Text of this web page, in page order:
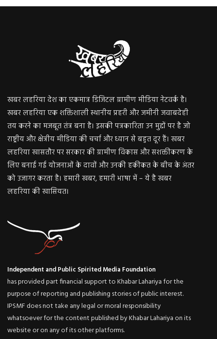
खबर लहरिया देश का एकमात्र डिजिटल ग्रामीण मीडिया नेटवर्क है।
खबर लहरिया एक शक्तिशाली स्थानीय प्रहरी और जमीनी जवाबदेही
तय करने का मजबूत तंत्र बना है। इसकी पत्रकारिता उन मुद्दों पर है जो
राष्ट्रीय और क्षेत्रीय मीडिया की चर्चा और ध्यान से बहुत दूर हैं। खबर
लहरिया खासतौर पर सरकार की ग्रामीण विकास और सशक्तीकरण के
लिए बनाई गई योजनाओं के दावों और उनकी हकीकत के बीच के अंतर
को उजागर करता है। हमारी खबर, हमारी भाषा में – ये है खबर
लहरिया की खासियत।
Independent and Public Spirited Media Foundation
has provided part financial support to Khabar Lahariya for the
purpose of reporting and publishing stories of public interest.
IPSMF does not take any legal or moral responsibility
whatsoever for the content published by Khabar Lahariya on its
website or on any of its other platforms.